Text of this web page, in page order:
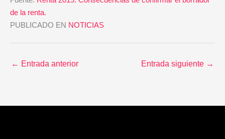
de la renta.
PUBLICADO EN NOTICIAS
← Entrada anterior Entrada siguiente →